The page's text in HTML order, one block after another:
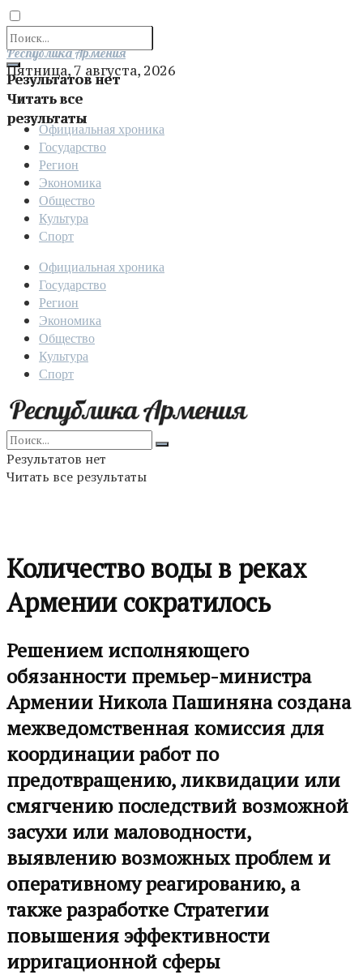
Результатов нет
Читать все
результаты
Отправить
Республика Армения
Пятница, 7 августа, 2026
Официальная хроника
Государство
Регион
Экономика
Общество
Культура
Спорт
Официальная хроника
Государство
Регион
Экономика
Общество
Культура
Спорт
Результатов нет
Читать все результаты
Количество воды в реках
Армении сократилось
Решением исполняющего
обязанности премьер-министра
Армении Никола Пашиняна создана
межведомственная комиссия для
координации работ по
предотвращению, ликвидации или
смягчению последствий возможной
засухи или маловодности,
выявлению возможных проблем и
оперативному реагированию, а
также разработке Стратегии
повышения эффективности
ирригационной сферы